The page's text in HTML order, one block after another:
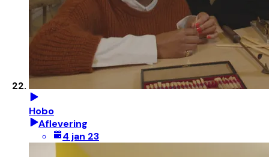
Hobo
Aflevering
4 jan 23